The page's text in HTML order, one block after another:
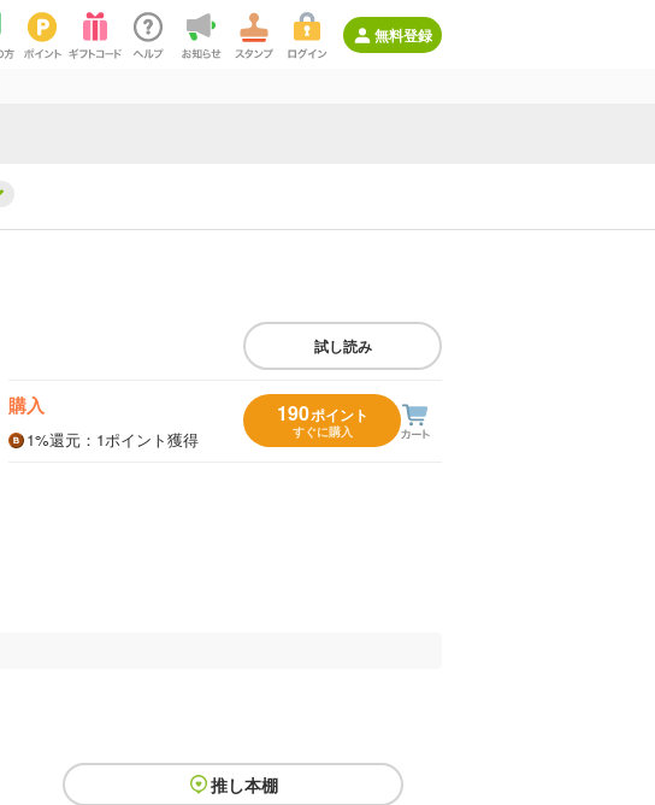
無料登録
試し読み
購入
1%還元 ：1ポイント獲得
190ポイント
すぐに購入
推し本棚